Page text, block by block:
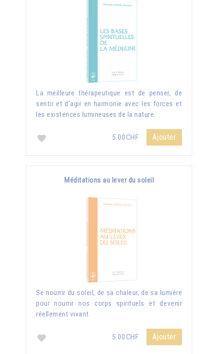
La meilleure thérapeutique est de penser, de
sentir et d'agir en harmonie avec les forces et
les existences lumineuses de la nature.
5.00CHF Ajouter
Méditations au lever du soleil
Se nourrir du soleil, de sa chaleur, de sa lumière
pour nourrir nos corps spirituels et devenir
réellement vivant.
5.00CHF Ajouter